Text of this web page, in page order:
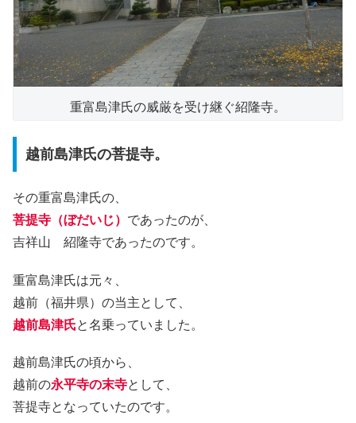
重富島津氏の威厳を受け継ぐ紹隆寺。
越前島津氏の菩提寺。
その重富島津氏の、
菩提寺（ぼだいじ） であったのが、
吉祥山 紹隆寺であったのです。
重富島津氏は元々、
越前（福井県）の当主として、
越前島津氏と名乗っていました。
越前島津氏の頃から、
越前の永平寺の末寺として、
菩提寺となっていたのです。